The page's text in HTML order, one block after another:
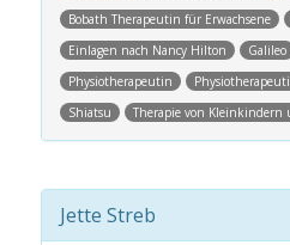
Bobath Therapeutin für Erwachsene
Einlagen nach Nancy Hilton
Galileo
Physiotherapeutin
Shiatsu
Therapie von Kleinkindern
Jette Streb